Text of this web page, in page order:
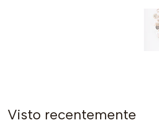
Visto recentemente